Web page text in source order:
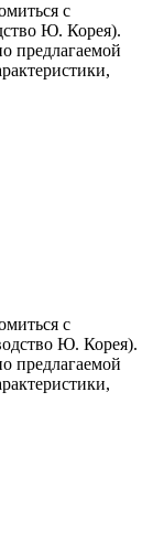
с
Ю. Корея).
предлагаемой
с
Ю. Корея).
предлагаемой